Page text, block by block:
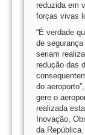
reduzida em
forças vivas
“É verdade
de
seriam
redução das
do
gere o
realizada
Inovação,
da República.